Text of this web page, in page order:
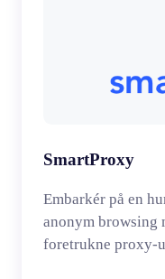
SmartProxy
Embarkér på en
anonym browsing
foretrukne proxy-